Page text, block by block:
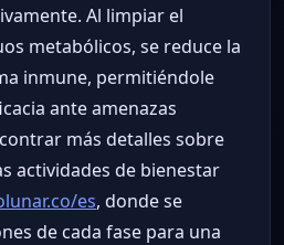
Al limpiar el
metabólicos, se reduce la
inmune, permitiéndole
ante amenazas
más detalles sobre
actividades de bienestar
es, donde se
de cada fase para una